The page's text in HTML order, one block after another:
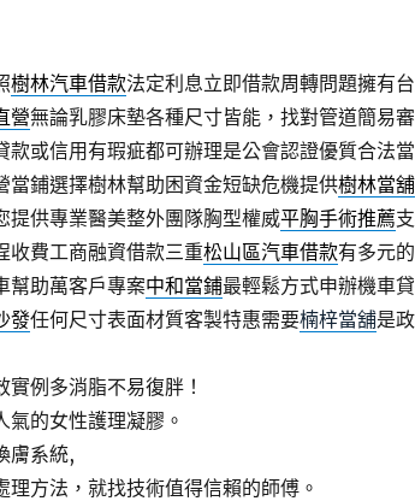
樹林汽車借款法定利息立即借款周轉問題擁有
營無論乳膠床墊各種尺寸皆能，找對管道簡易
款或信用有瑕疵都可辦理是公會認證優質合法
當鋪選擇樹林幫助困資金短缺危機提供樹林當舖
提供專業醫美整外團隊胸型權威平胸手術推薦
收費工商融資借款三重松山區汽車借款有多元
幫助萬客戶專案中和當鋪最輕鬆方式申辦機車
發任何尺寸表面材質客製特惠需要楠梓當舖是
實例多消脂不易復胖！
氣的女性護理凝膠。
膚系統,
理方法，就找技術值得信賴的師傅。